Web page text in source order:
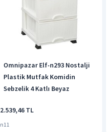
Omnipazar Elf-n293 Nostalji
Plastik Mutfak Komidin
Sebzelik 4 Katlı Beyaz
2.539,46 TL
n11